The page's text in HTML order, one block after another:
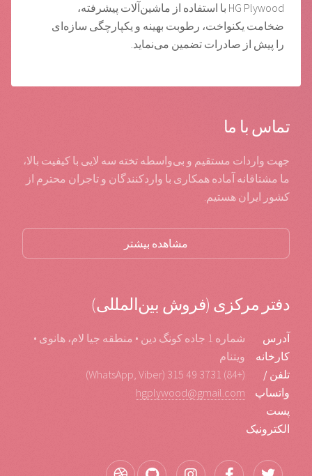
HG Plywood با استفاده از ماشین‌آلات پیشرفته،
ضخامت یکنواخت، رطوبت بهینه و یکپارچگی سازه‌ای
را پیش از صادرات تضمین می‌نماید.
تماس با ما
جهت واردات مستقیم و بی‌واسطه تخته سه لایی با کیفیت بالا،
ما مشتاقانه آماده همکاری با واردکنندگان و تاجران محترم از
کشور ایران هستیم.
مشاهده بیشتر
دفتر مرکزی (فروش بین‌المللی)
آدرس
کارخانه
شماره 1 جاده کونگ دین • منطقه جیا لام، هانوی •
ویتنام
تلفن /
واتساپ
(+84) 3731 49 315 (WhatsApp, Viber)
پست
الکترونیک
hgplywood@gmail.com